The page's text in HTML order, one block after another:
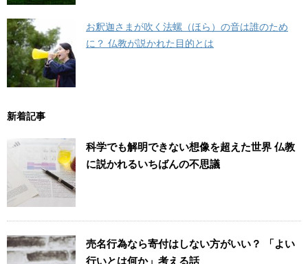
お釈迦さまが吹く法螺（ほら）の音は誰のため
に？ 仏教が説かれた目的とは
新着記事
科学でも解明できない想像を超えた世界 仏教
に説かれるいちばんの不思議
売名行為なら寄付はしない方がいい？ 「よい
行いとは何か」考える話